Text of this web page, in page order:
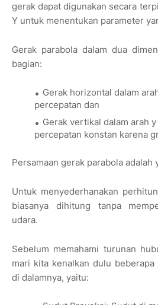
gerak dapat digunakan secara
Y untuk menentukan parameter
Gerak parabola dalam dua
bagian:
Gerak horizontal dalam
percepatan dan
Gerak vertikal dalam arah
percepatan konstan karena
Persamaan gerak parabola adalah
Untuk menyederhanakan
biasanya dihitung tanpa
udara.
Sebelum memahami turunan
mari kita kenalkan dulu
di dalamnya, yaitu: